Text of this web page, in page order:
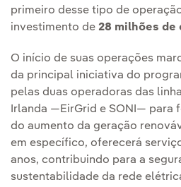
primeiro desse tipo de
investimento de 28 milhões de
O início de suas operações
da principal iniciativa do
pelas duas operadoras das
Irlanda —EirGrid e SONI— para
do aumento da geração
em específico, oferecerá
anos, contribuindo para a
sustentabilidade da rede